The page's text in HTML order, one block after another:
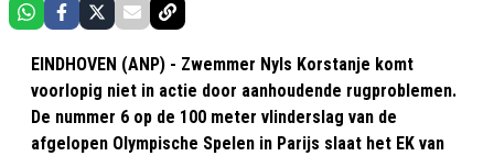
EINDHOVEN (ANP) - Zwemmer Nyls Korstanje komt
voorlopig niet in actie door aanhoudende rugproblemen.
De nummer 6 op de 100 meter vlinderslag van de
afgelopen Olympische Spelen in Parijs slaat het EK van